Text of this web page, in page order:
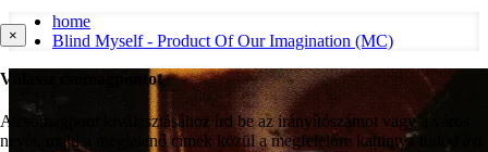
home
Blind Myself - Product Of Our Imagination (MC)
×
Válassz csomagpontot
A csomagpont kiválasztásához írd be az irányítószámot vagy a város
nevét, majd a megjelenő címek közül a megfelelőre kattintva tudod azt